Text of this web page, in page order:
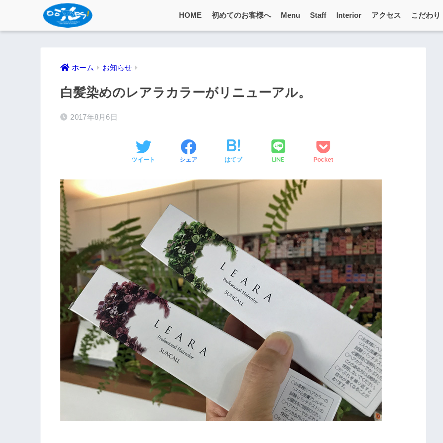
HOME 初めてのお客様へ Menu Staff Interior アクセス こだわり
ホーム お知らせ
白髪染めのレアラカラーがリニューアル。
2017年8月6日
ツイート シェア はてブ LINE Pocket